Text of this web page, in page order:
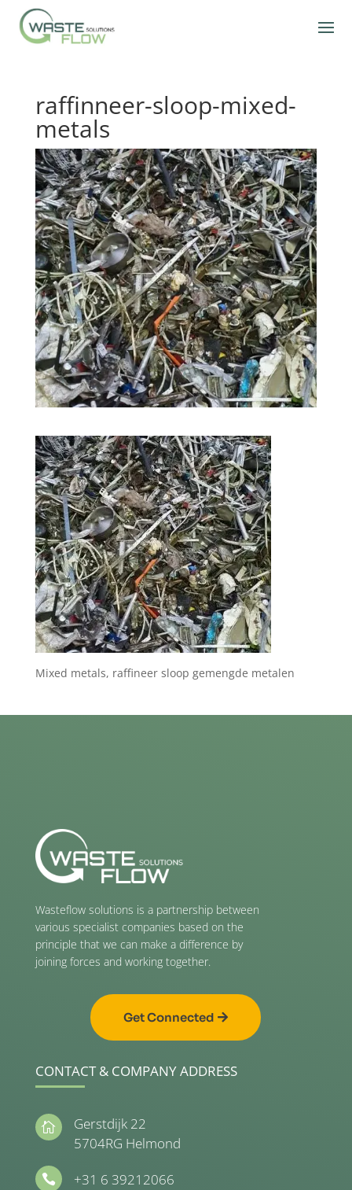
raffinneer-sloop-mixed-
metals
Mixed metals, raffineer sloop gemengde metalen
Wasteflow solutions is a partnership between
various specialist companies based on the
principle that we can make a difference by
joining forces and working together.
Get Connected
CONTACT & COMPANY ADDRESS

Gerstdijk 22
5704RG Helmond
 +31 6 39212066